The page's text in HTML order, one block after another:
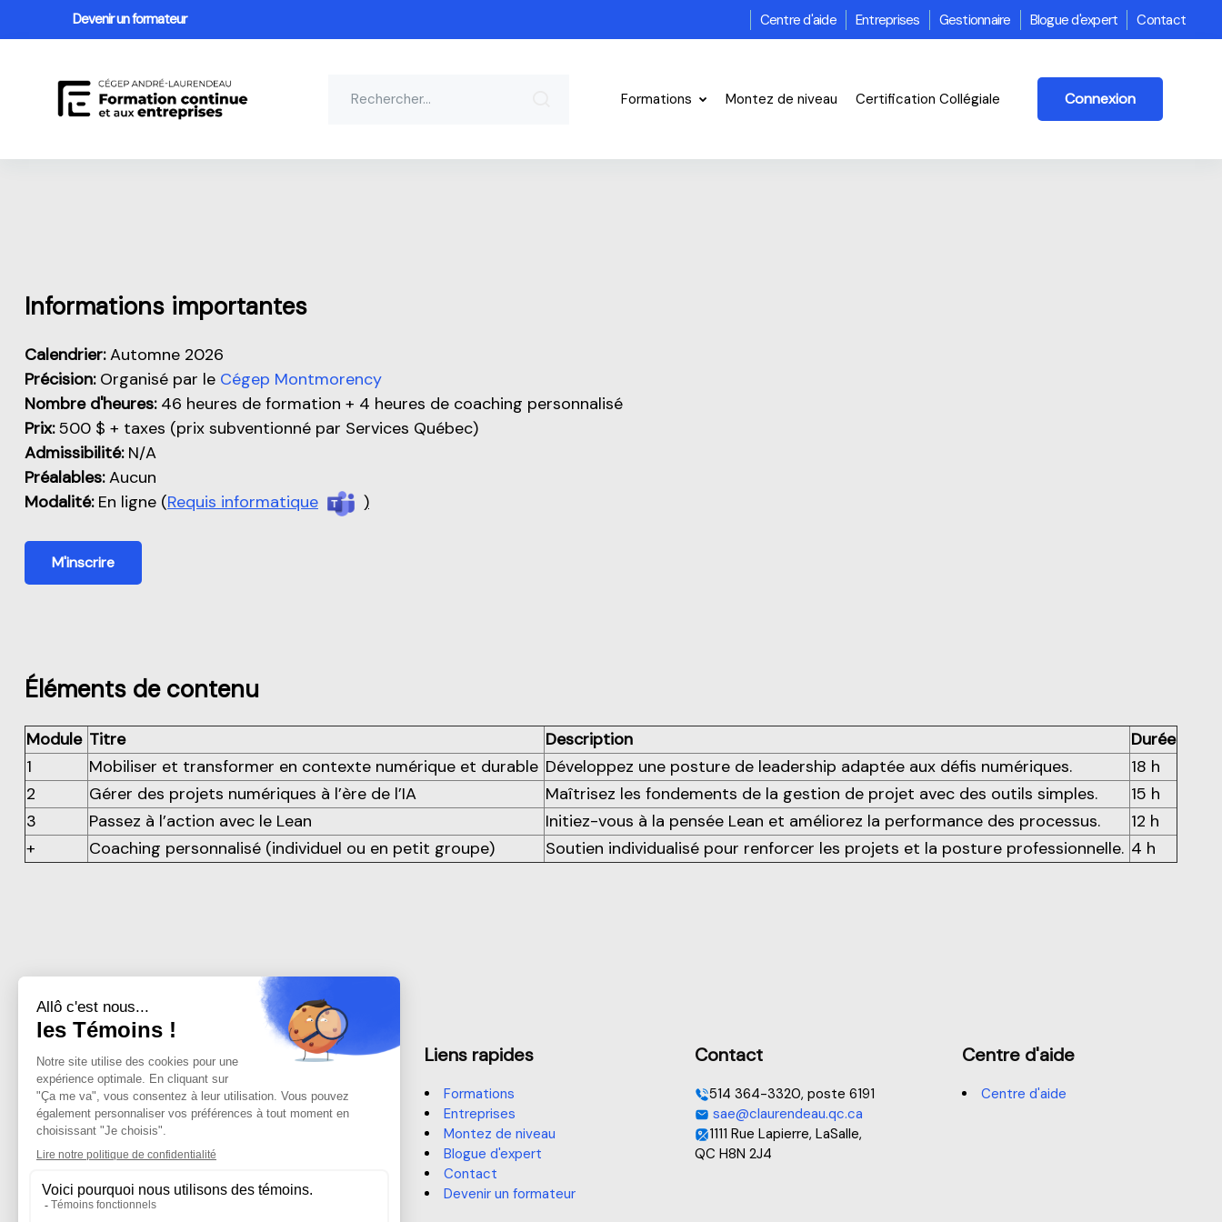
Devenir un formateur Centre d'aide Entreprises Gestionnaire Blogue d'expert Contact
Formations Montez de niveau Certification Collégiale Connexion
Aperçu de cette partie
Informations importantes
Calendrier:Automne 2026
Précision: Organisé par le Cégep Montmorency
Nombre d'heures: 46 heures de formation + 4 heures de coaching personnalisé
Prix:500 $ + taxes (prix subventionné par Services Québec)
Admissibilité:N/A
Préalables:Aucun
Modalité:En ligne (Requis informatique )
M'inscrire
Éléments de contenu
Module Titre Description
Durée
1
Mobiliser et transformer en contexte numérique et durable Développez une posture de leadership adaptée aux défis numériques.
18 h
2
Gérer des projets numériques à l’ère de l’IA Maîtrisez les fondements de la gestion de projet avec des outils simples.
15 h
3
Passez à l’action avec le Lean Initiez-vous à la pensée Lean et améliorez la performance des processus.
12 h
+
Coaching personnalisé (individuel ou en petit groupe) Soutien individualisé pour renforcer les projets et la posture professionnelle. 4 h
Liens rapides
Formations
Entreprises
Montez de niveau
Blogue d'expert
Contact
Devenir un formateur
Contact
514 364-3320, poste 6191
sae@claurendeau.qc.ca
1111 Rue Lapierre, LaSalle,
QC H8N 2J4
Centre d'aide
Centre d'aide